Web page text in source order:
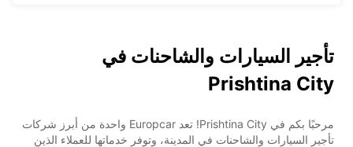
تأجير السيارات والشاحنات في
Prishtina City
مرحبًا بكم في Prishtina City! تعد Europcar واحدة من أبرز شركات
تأجير السيارات والشاحنات في المدينة، وتوفر خدماتها للعملاء الذين